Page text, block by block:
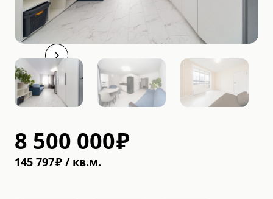
8 500 000₽
145 797₽ / кв.м.